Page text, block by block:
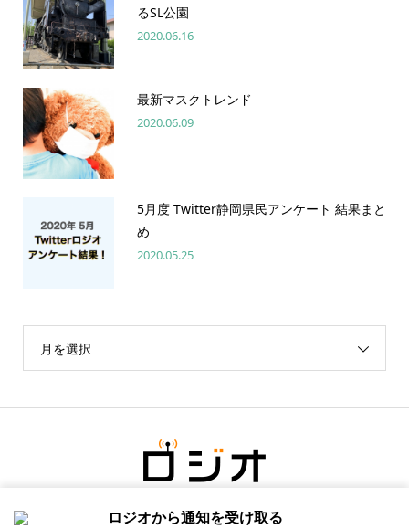
るSL公園
2020.06.16
最新マスクトレンド
2020.06.09
5月度 Twitter静岡県民アンケート 結果まと
め
2020.05.25
月を選択
ロジオから通知を受け取る